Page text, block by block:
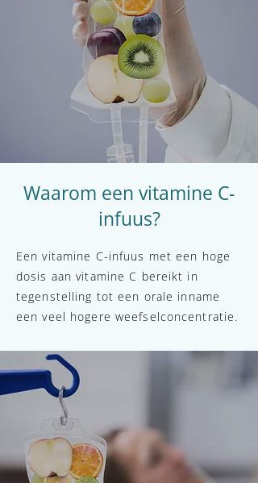
Waarom een vitamine C-
infuus?
Een vitamine C-infuus met een hoge
dosis aan vitamine C bereikt in
tegenstelling tot een orale inname
een veel hogere weefselconcentratie.